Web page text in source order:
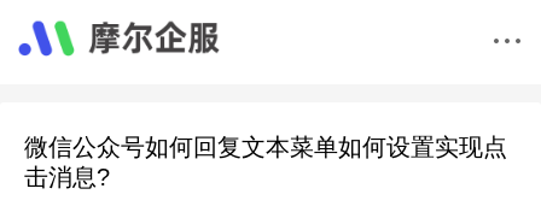
微信公众号如何回复文本菜单如何设置实现点
击消息?